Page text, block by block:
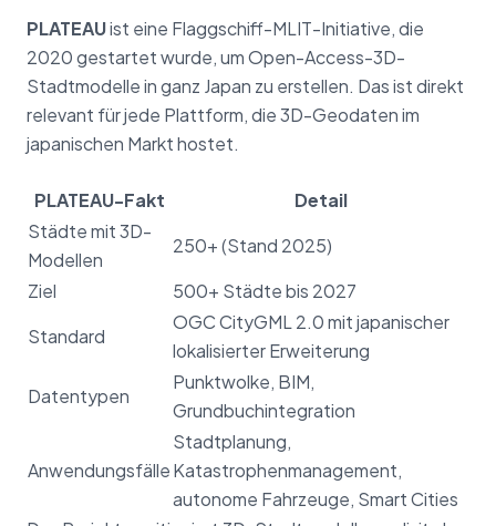
PLATEAUist eine Flaggschiff-MLIT-Initiative, die
2020 gestartet wurde, um Open-Access-3D-
Stadtmodelle in ganz Japan zu erstellen. Das ist direkt
relevant für jede Plattform, die 3D-Geodaten im
japanischen Markt hostet.
PLATEAU-Fakt
Detail
Städte mit 3D-
Modellen
250+ (Stand 2025)
Ziel
500+ Städte bis 2027
Standard
OGC CityGML 2.0 mit japanischer
lokalisierter Erweiterung
Datentypen
Punktwolke, BIM,
Grundbuchintegration
Anwendungsfälle
Stadtplanung,
Katastrophenmanagement,
autonome Fahrzeuge, Smart Cities